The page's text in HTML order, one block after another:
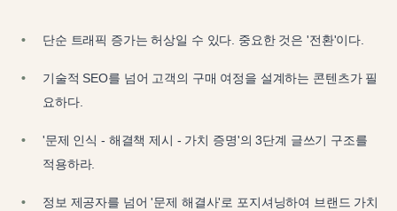
단순 트래픽 증가는 허상일 수 있다. 중요한 것은 '전환'이다.
기술적 SEO를 넘어 고객의 구매 여정을 설계하는 콘텐츠가 필
요하다.
'문제 인식 - 해결책 제시 - 가치 증명'의 3단계 글쓰기 구조를
적용하라.
정보 제공자를 넘어 '문제 해결사'로 포지셔닝하여 브랜드 가치